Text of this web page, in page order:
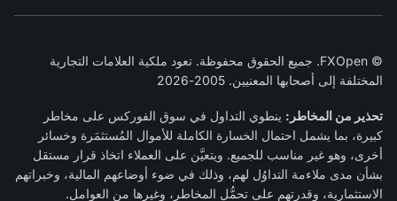
© FXOpen. جميع الحقوق محفوظة. تعود ملكية العلامات التجارية
المختلفة إلى أصحابها المعنيين. 2005-2026
تحذير من المخاطر: ينطوي التداول في سوق الفوركس على مخاطر
كبيرة، بما يشمل احتمال الخسارة الكاملة للأموال المُستثمَرة وخسائر
أخرى، وهو غير مناسب للجميع. ويتعيَّن على العملاء اتخاذ قرار مستقل
بشأن مدى ملاءمة التداوُل لهم، وذلك في ضوء أوضاعهم المالية، وخبراتهم
الاستثمارية، وقدرتهم على تحمُّل المخاطر، وغيرها من العوامل.